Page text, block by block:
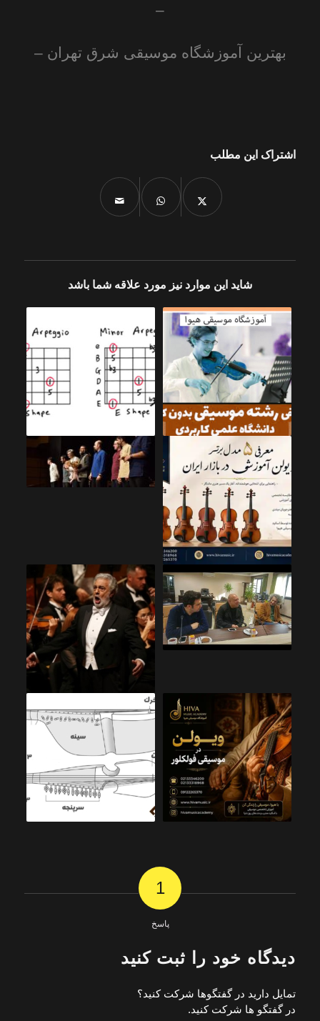
–
بهترین آموزشگاه موسیقی شرق تهران –
اشتراک این مطلب
شاید این موارد نیز مورد علاقه شما باشد
1
پاسخ
دیدگاه خود را ثبت کنید
تمایل دارید در گفتگوها شرکت کنید؟
در گفتگو ها شرکت کنید.